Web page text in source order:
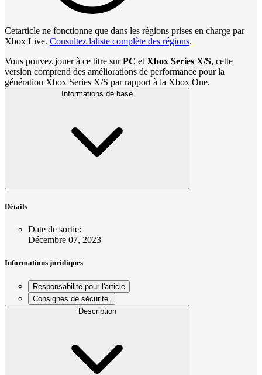
Cetarticle ne fonctionne que dans les régions prises en charge par
Xbox Live. Consultez laliste complète des régions.
Vous pouvez jouer à ce titre surPC et Xbox Series X/S, cette
version comprend des améliorations de performance pour la
génération Xbox Series X/S par rapport à la Xbox One.
Informations de base
Détails
Date de sortie:
Décembre 07, 2023
Informations juridiques
Responsabilité pour l'article
Consignes de sécurité.
Description